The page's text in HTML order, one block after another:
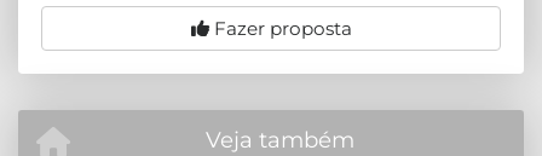
Fazer proposta
Veja também